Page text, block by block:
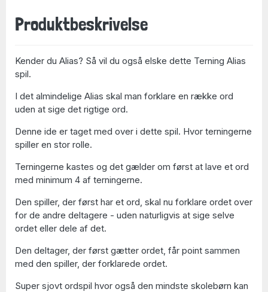
Produktbeskrivelse
Kender du Alias? Så vil du også elske dette Terning Alias
spil.
I det almindelige Alias skal man forklare en række ord
uden at sige det rigtige ord.
Denne ide er taget med over i dette spil. Hvor terningerne
spiller en stor rolle.
Terningerne kastes og det gælder om først at lave et ord
med minimum 4 af terningerne.
Den spiller, der først har et ord, skal nu forklare ordet over
for de andre deltagere - uden naturligvis at sige selve
ordet eller dele af det.
Den deltager, der først gætter ordet, får point sammen
med den spiller, der forklarede ordet.
Super sjovt ordspil hvor også den mindste skolebørn kan